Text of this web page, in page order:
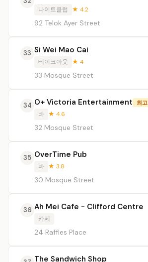
나이트클럽 ★ 4.2
92 Telok Ayer Street
33 Si Wei Mao Cai
테이크아웃 ★ 4
33 Mosque Street
34 O+ Victoria Entertainment 최
바 ★ 4.6
32 Mosque Street
35 OverTime Pub
바 ★ 3.8
30 Mosque Street
36 Ah Mei Cafe - Clifford Centre
카페
24 Raffles Place
The Sandwich Shop